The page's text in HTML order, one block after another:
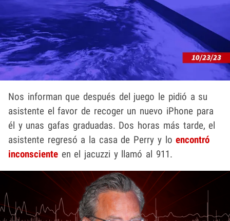
Nos informan que después del juego le pidió a su
asistente el favor de recoger un nuevo iPhone para
él y unas gafas graduadas. Dos horas más tarde, el
asistente regresó a la casa de Perry y lo encontró
inconsciente en el jacuzzi y llamó al 911.